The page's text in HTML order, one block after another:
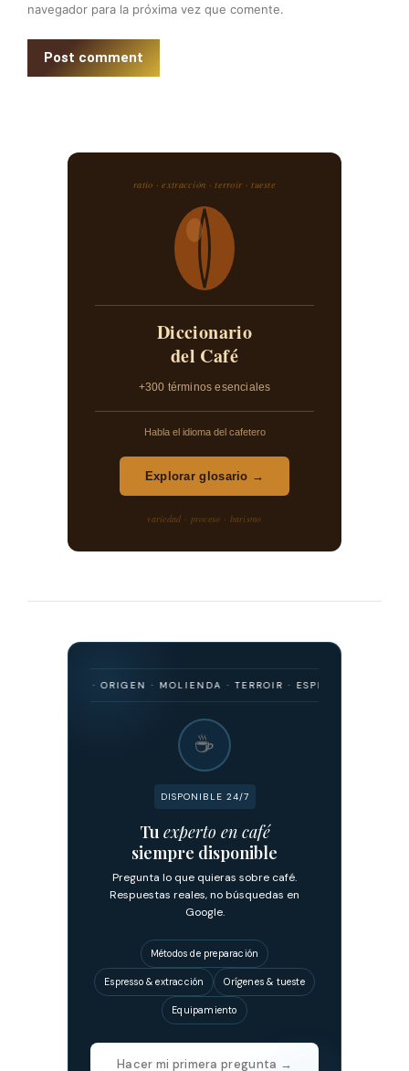
navegador para la próxima vez que comente.
Post comment
ratio · extracción · terroir · tueste
Diccionario
del Café
+300 términos esenciales
Habla el idioma del cafetero
Explorar glosario →
variedad · proceso · barismo
· ORIGEN · MOLIENDA · TERROIR · ESPRESSO · FILTRADO ·
☕
DISPONIBLE 24/7
Tu experto en café
siempre disponible
Pregunta lo que quieras sobre café.
Respuestas reales, no búsquedas en
Google.
Métodos de preparación
Espresso & extracción Orígenes & tueste
Equipamiento
Hacer mi primera pregunta →